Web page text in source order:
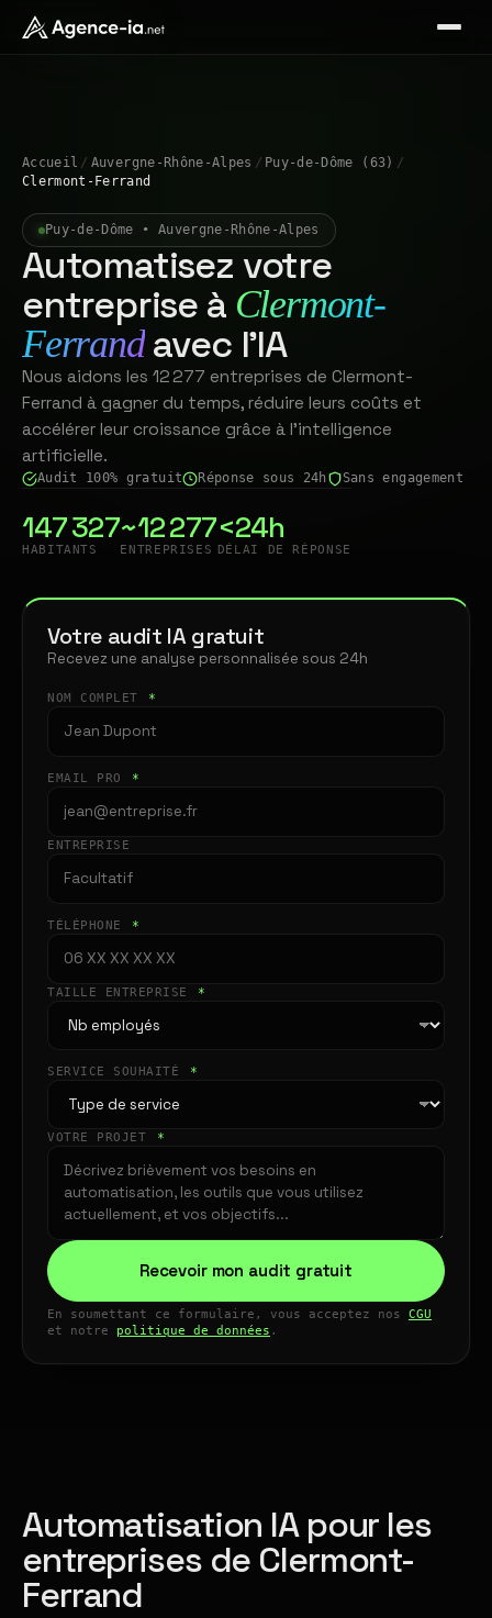
Accueil / Auvergne-Rhône-Alpes / Puy-de-Dôme (63) /
Clermont-Ferrand
Puy-de-Dôme • Auvergne-Rhône-Alpes
Automatisez votre
entreprise à Clermont-
Ferrandavec l'IA
Nous aidons les 12 277 entreprises de Clermont-
Ferrand à gagner du temps, réduire leurs coûts et
accélérer leur croissance grâce à l'intelligence
artificielle.
Audit 100% gratuit Réponse sous 24h Sans engagement
147 327
HABITANTS
~12 277
ENTREPRISES
<24h
DÉLAI DE RÉPONSE
Votre audit IA gratuit
Recevez une analyse personnalisée sous 24h
NOM COMPLET *
EMAIL PRO *
ENTREPRISE
TÉLÉPHONE *
TAILLE ENTREPRISE *
SERVICE SOUHAITÉ *
VOTRE PROJET *
Recevoir mon audit gratuit
En soumettant ce formulaire, vous acceptez nos CGU
et notre politique de données .
Automatisation IA pour les
entreprises de Clermont-
Ferrand